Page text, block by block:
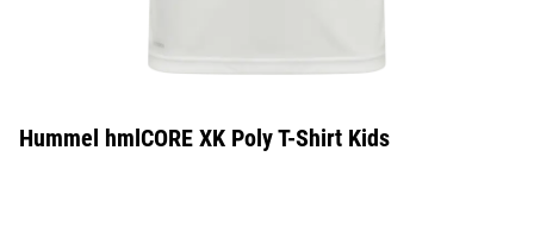
Hummel hmlCORE XK Poly T-Shirt Kids